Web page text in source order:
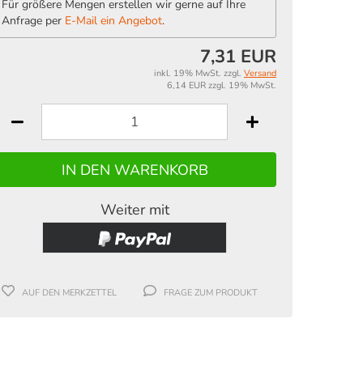
Für größere Mengen erstellen wir gerne auf Ihre
Anfrage per E-Mail ein Angebot.
7,31 EUR
inkl. 19% MwSt. zzgl. Versand
6,14 EUR zzgl. 19% MwSt.
Weiter mit
AUF DEN MERKZETTEL FRAGE ZUM PRODUKT